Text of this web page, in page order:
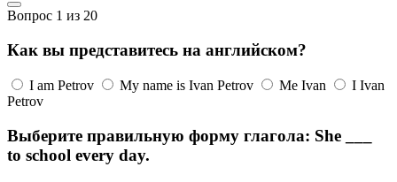
Вопрос 1 из 20
Как вы представитесь на английском?
I am Petrov My name is Ivan Petrov Me Ivan
I Ivan
Petrov
Выберите правильную форму глагола: She ___
to school every day.